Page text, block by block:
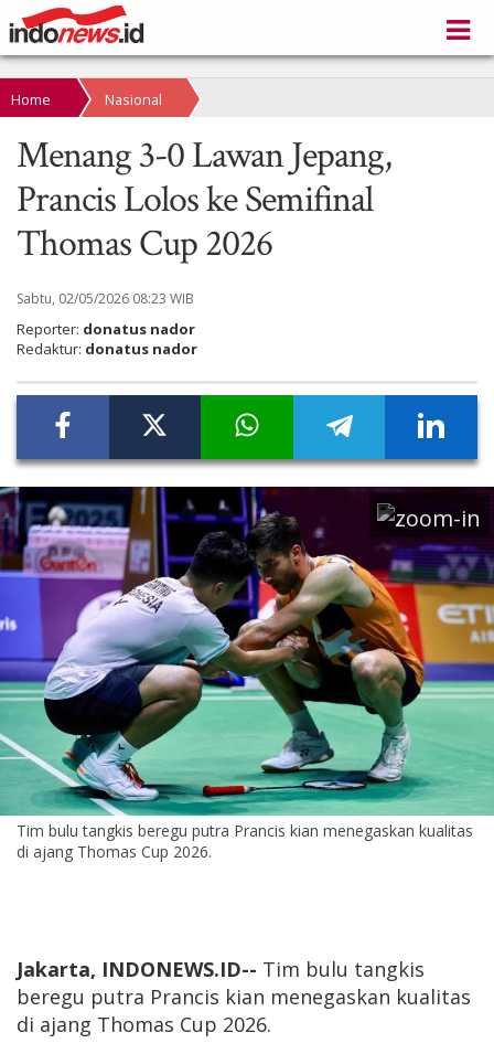
Home Nasional
Menang 3-0 Lawan Jepang,
Prancis Lolos ke Semifinal
Thomas Cup 2026
Sabtu, 02/05/2026 08:23 WIB
Reporter: donatus nador
Redaktur: donatus nador
Tim bulu tangkis beregu putra Prancis kian menegaskan kualitas
di ajang Thomas Cup 2026.
Jakarta, INDONEWS.ID-- Tim bulu tangkis
beregu putra Prancis kian menegaskan kualitas
di ajang Thomas Cup 2026.